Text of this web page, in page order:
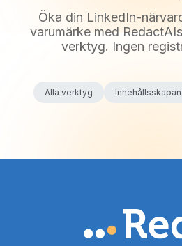
Öka din LinkedIn-
varumärke med
verktyg. Ingen
Alla verktyg